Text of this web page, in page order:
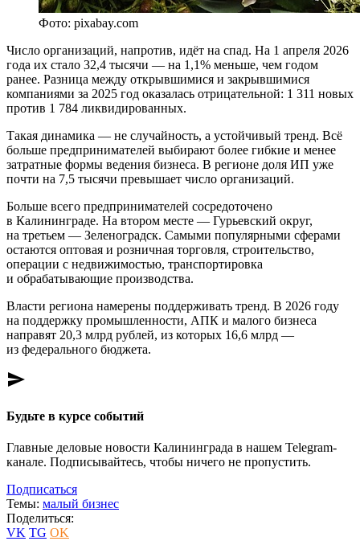
Фото: pixabay.com
Число организаций, напротив, идёт на спад. На 1 апреля 2026
года их стало 32,4 тысячи — на 1,1% меньше, чем годом
ранее. Разница между открывшимися и закрывшимися
компаниями за 2025 год оказалась отрицательной: 1 311 новых
против 1 784 ликвидированных.
Такая динамика — не случайность, а устойчивый тренд. Всё
больше предпринимателей выбирают более гибкие и менее
затратные формы ведения бизнеса. В регионе доля ИП уже
почти на 7,5 тысячи превышает число организаций.
Больше всего предпринимателей сосредоточено
в Калининграде. На втором месте — Гурьевский округ,
на третьем — Зеленоградск. Самыми популярными сферами
остаются оптовая и розничная торговля, строительство,
операции с недвижимостью, транспортировка
и обрабатывающие производства.
Власти региона намерены поддерживать тренд. В 2026 году
на поддержку промышленности, АПК и малого бизнеса
направят 20,3 млрд рублей, из которых 16,6 млрд —
из федерального бюджета.
send
Будьте в курсе событий
Главные деловые новости Калининграда в нашем Telegram-
канале. Подписывайтесь, чтобы ничего не пропустить.
Подписаться
Темы: малый бизнес
Поделиться:
VK TG OK